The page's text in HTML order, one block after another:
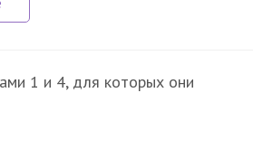
1 и 4, для которых они